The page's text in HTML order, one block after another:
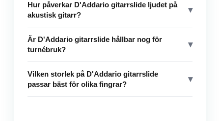
Hur påverkar D'Addario gitarrslide ljudet på
akustisk gitarr?
▾
Är D'Addario gitarrslide hållbar nog för
turnébruk?
▾
Vilken storlek på D'Addario gitarrslide
passar bäst för olika fingrar?
▾